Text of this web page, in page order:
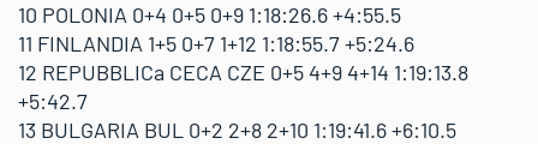
10 POLONIA 0+4 0+5 0+9 1:18:26.6 +4:55.5
11 FINLANDIA 1+5 0+7 1+12 1:18:55.7 +5:24.6
12 REPUBBLICa CECA CZE 0+5 4+9 4+14 1:19:13.8
+5:42.7
13 BULGARIA BUL 0+2 2+8 2+10 1:19:41.6 +6:10.5